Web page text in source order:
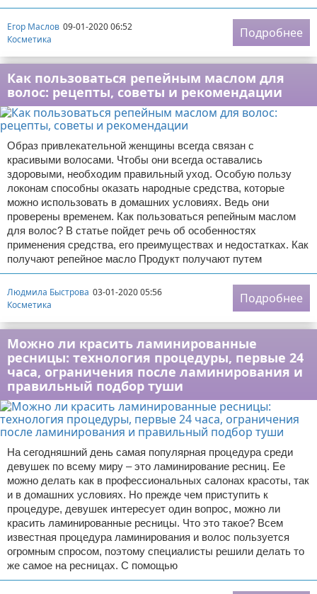
Егор Маслов 09-01-2020 06:52
Косметика
Подробнее
Как пользоваться репейным маслом для
волос: рецепты, советы и рекомендации
Образ привлекательной женщины всегда связан с
красивыми волосами. Чтобы они всегда оставались
здоровыми, необходим правильный уход. Особую пользу
локонам способны оказать народные средства, которые
можно использовать в домашних условиях. Ведь они
проверены временем. Как пользоваться репейным маслом
для волос? В статье пойдет речь об особенностях
применения средства, его преимуществах и недостатках. Как
получают репейное масло Продукт получают путем
Людмила Быстрова 03-01-2020 05:56
Косметика
Подробнее
Можно ли красить ламинированные
ресницы: технология процедуры, первые 24
часа, ограничения после ламинирования и
правильный подбор туши
На сегодняшний день самая популярная процедура среди
девушек по всему миру – это ламинирование ресниц. Ее
можно делать как в профессиональных салонах красоты, так
и в домашних условиях. Но прежде чем приступить к
процедуре, девушек интересует один вопрос, можно ли
красить ламинированные ресницы. Что это такое? Всем
известная процедура ламинирования и волос пользуется
огромным спросом, поэтому специалисты решили делать то
же самое на ресницах. С помощью